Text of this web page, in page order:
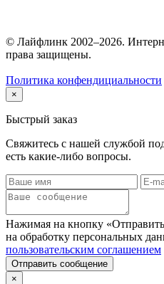
© Лайфлинк 2002–2026.
права защищены.
Политика конфендициальности
×
Быстрый заказ
Свяжитесь с нашей службой
есть какие-либо вопросы.
Нажимая на кнопку
на обработку персональных
пользовательским соглашением
Отправить сообщение
×